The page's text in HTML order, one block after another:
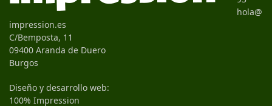
hola@
impression.es
C/Bemposta, 11
09400 Aranda de Duero
Burgos
Diseño y desarrollo web:
100% Impression